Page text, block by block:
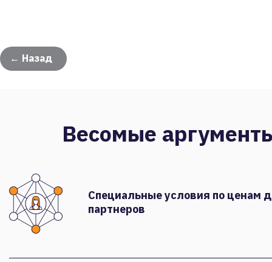
← Назад
Весомые
Специальные условия по ценам
партнеров